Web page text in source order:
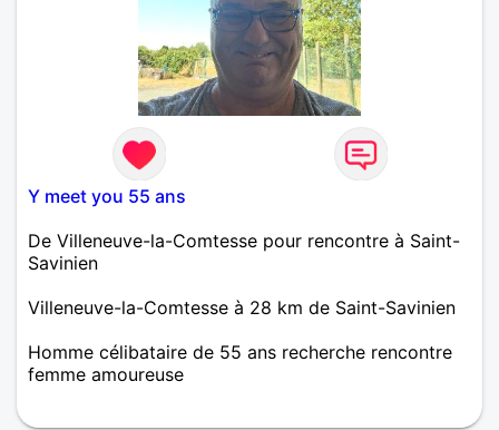
Y meet you 55 ans
De Villeneuve-la-Comtesse pour rencontre à Saint-
Savinien
Villeneuve-la-Comtesse à 28 km de Saint-Savinien
Homme célibataire de 55 ans recherche rencontre
femme amoureuse